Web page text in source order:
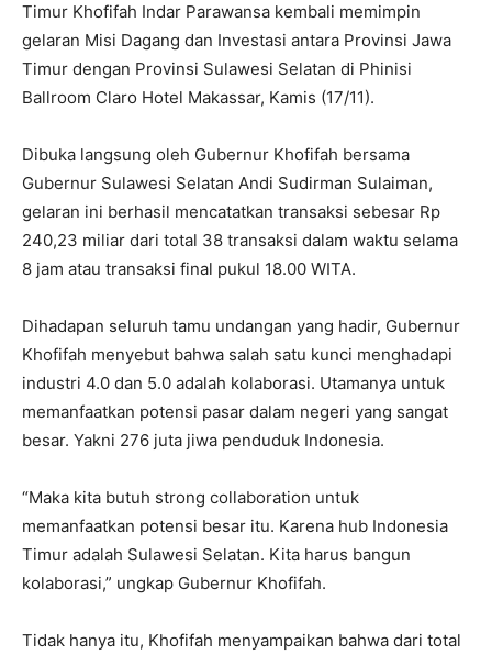
Timur Khofifah Indar Parawansa kembali memimpin
gelaran Misi Dagang dan Investasi antara Provinsi Jawa
Timur dengan Provinsi Sulawesi Selatan di Phinisi
Ballroom Claro Hotel Makassar, Kamis (17/11).
Dibuka langsung oleh Gubernur Khofifah bersama
Gubernur Sulawesi Selatan Andi Sudirman Sulaiman,
gelaran ini berhasil mencatatkan transaksi sebesar Rp
240,23 miliar dari total 38 transaksi dalam waktu selama
8 jam atau transaksi final pukul 18.00 WITA.
Dihadapan seluruh tamu undangan yang hadir, Gubernur
Khofifah menyebut bahwa salah satu kunci menghadapi
industri 4.0 dan 5.0 adalah kolaborasi. Utamanya untuk
memanfaatkan potensi pasar dalam negeri yang sangat
besar. Yakni 276 juta jiwa penduduk Indonesia.
“Maka kita butuh strong collaboration untuk
memanfaatkan potensi besar itu. Karena hub Indonesia
Timur adalah Sulawesi Selatan. Kita harus bangun
kolaborasi,” ungkap Gubernur Khofifah.
Tidak hanya itu, Khofifah menyampaikan bahwa dari total